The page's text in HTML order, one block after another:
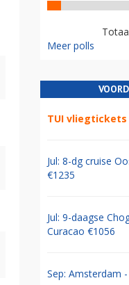
Meer polls
TUI vliegtickets
Jul: 8-dg cruise
€1235
Jul: 9-daagse
Curacao €1056
Sep: Amsterdam